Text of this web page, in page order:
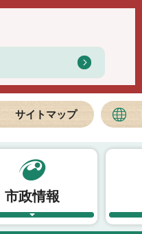
サイトマップ
市政情報